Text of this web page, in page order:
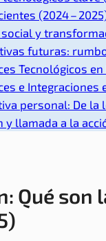
(2024 –
social y
futuras:
Tecnolo´gicos
e
personal: De
y llamada a la
Qué son